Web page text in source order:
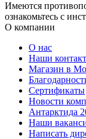
Имеются
ознакомьтесь с
О компании
О нас
Наши
Магазин в
Сертификаты
Новости
Антарктида
Наши
Написать